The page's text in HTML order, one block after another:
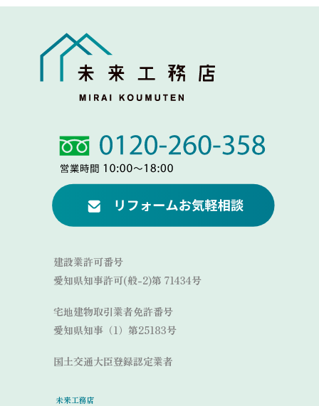
Link
Link
建設業許可番号
愛知県知事許可(般-2)第 71434号
宅地建物取引業者免許番号
愛知県知事（1）第25183号
国土交通大臣登録認定業者
未来工務店